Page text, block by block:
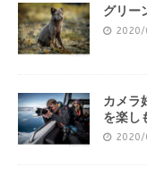
グリー
カメラ
を楽し